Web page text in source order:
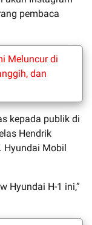
pembaca
Meluncur di
dan
kepada publik di
Hendrik
Hyundai Mobil
Hyundai H-1 ini,”